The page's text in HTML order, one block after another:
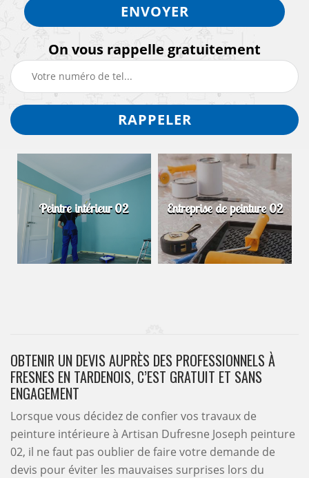
On vous rappelle gratuitement
Peintre intérieur 02 Entreprise de peinture 02
OBTENIR UN DEVIS AUPRÈS DES PROFESSIONNELS À
FRESNES EN TARDENOIS, C’EST GRATUIT ET SANS
ENGAGEMENT
Lorsque vous décidez de confier vos travaux de
peinture intérieure à Artisan Dufresne Joseph peinture
02, il ne faut pas oublier de faire votre demande de
devis pour éviter les mauvaises surprises lors du